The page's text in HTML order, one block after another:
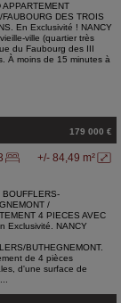
APPARTEMENT
FAUBOURG DES TROIS
En Exclusivité ! NANCY
ville (quartier très
du Faubourg des III
À moins de 15 minutes à
179 000 €
+/- 84,49 m²
BOUFFLERS-
/
4 PIECES AVEC
Exclusivité. NANCY
BUTHEGNEMONT.
de 4 pièces
d'une surface de